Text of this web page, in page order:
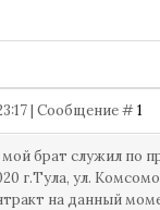
| Сообщение #1
мой брат служил по
г.Тула, ул.
на данный